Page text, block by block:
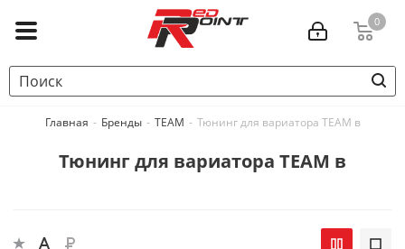
0
Главная - Бренды - TEAM - Тюнинг для вариатора TEAM в
Тюнинг для вариатора TEAM в